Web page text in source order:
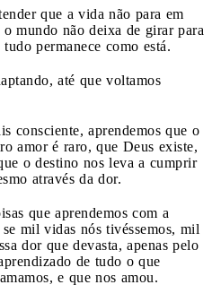
que a vida não para em
mundo não deixa de girar para
permanece como está.
até que voltamos
consciente, aprendemos que o
amor é raro, que Deus existe,
o destino nos leva a cumprir
através da dor.
que aprendemos com a
mil vidas nós tivéssemos, mil
dor que devasta, apenas pelo
de tudo o que
e que nos amou.